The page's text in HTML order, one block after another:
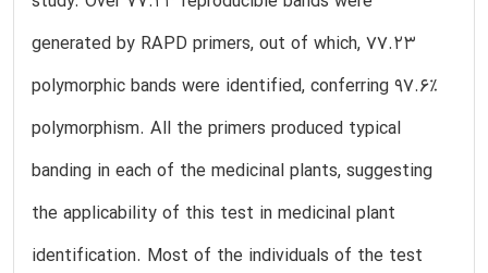
generated by RAPD primers, out of which, 77.23
polymorphic bands were identified, conferring 97.6%
polymorphism. All the primers produced typical
banding in each of the medicinal plants, suggesting
the applicability of this test in medicinal plant
identification. Most of the individuals of the test